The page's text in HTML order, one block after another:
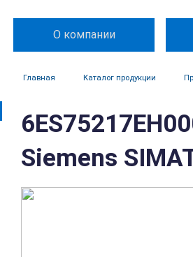
О компании
Главная Каталог продукции
Siemens